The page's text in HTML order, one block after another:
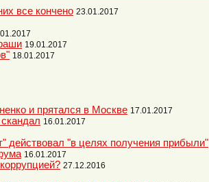
все кончено 23.01.2017
19.01.2017
18.01.2017
и прятался в Москве 17.01.2017
16.01.2017
действовал "в целях получения прибыли"
16.01.2017
27.12.2016